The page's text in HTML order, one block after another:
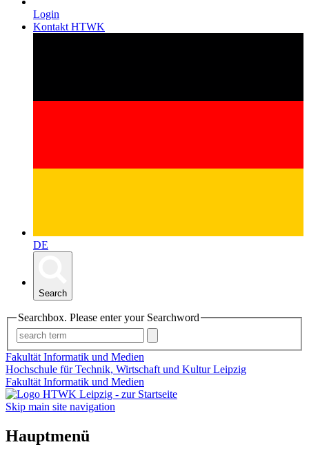
Login
Kontakt HTWK
DE
Search
Searchbox. Please enter your Searchword
Fakultät Informatik und Medien
Hochschule für Technik, Wirtschaft und Kultur Leipzig
Fakultät Informatik und Medien
Skip main site navigation
Hauptmenü